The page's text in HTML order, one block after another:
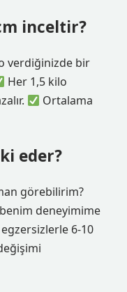
inceltir?
verdiğinizde bir
Her 1,5 kilo
Ortalama
eder?
görebilirim?
deneyimime
6-10